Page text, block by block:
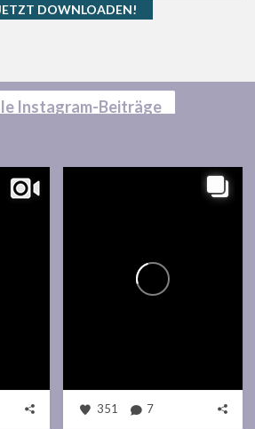
DOWNLOADEN!
Instagram-Beiträge
351 7